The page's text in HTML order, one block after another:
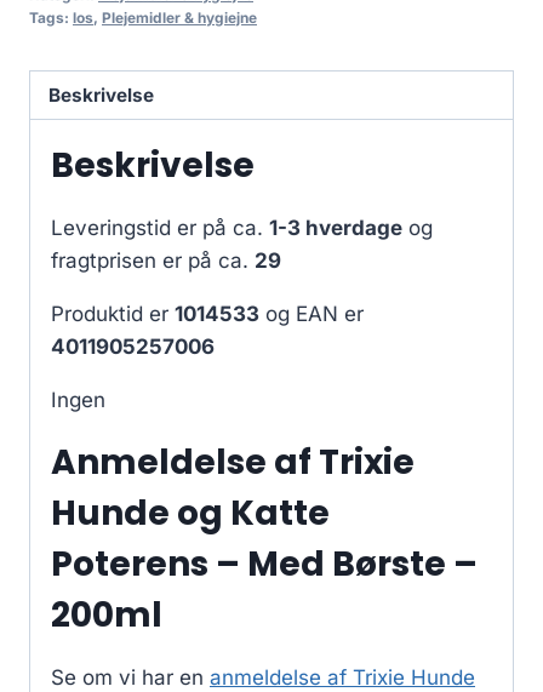
Tags: los, Plejemidler & hygiejne
Beskrivelse
Beskrivelse
Leveringstid er på ca. 1-3 hverdage og
fragtprisen er på ca. 29
Produktid er 1014533 og EAN er
4011905257006
Ingen
Anmeldelse af Trixie
Hunde og Katte
Poterens – Med Børste –
200ml
Se om vi har en anmeldelse af Trixie Hunde